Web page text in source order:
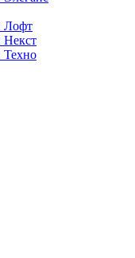
Лофт
Некст
Техно